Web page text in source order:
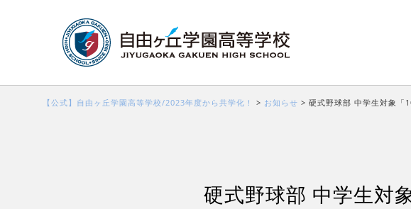
【公式】自由ヶ丘学園高等学校/2023年度から共学化！ > お知らせ > 硬式野球部 中学生対象「
硬式野球部 中学生対